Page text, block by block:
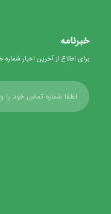
خبرنامه
برای اطلاع از آخرین اخبار شماره